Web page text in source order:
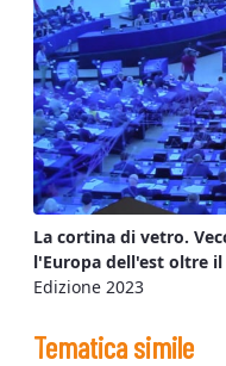
La cortina di vetro.
l'Europa dell'est oltre
Edizione 2023
Tematica simile